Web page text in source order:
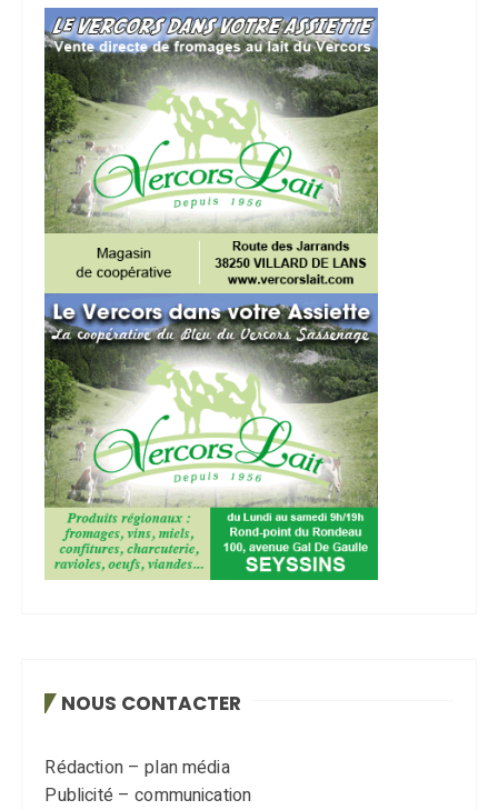
NOUS CONTACTER
Rédaction – plan média
Publicité – communication